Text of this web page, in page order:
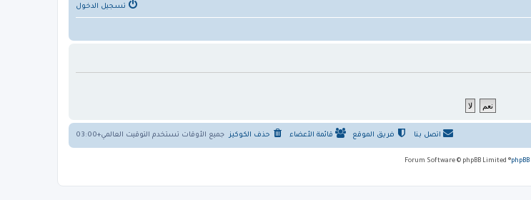
تسجيل الدخول
جميع الأوقات تستخدم التوقيت العالمي+03:00 حذف الكوكيز قائمة الأعضاء فريق الموقع اتصل بنا
phpBB
® Forum Software © phpBB Limited